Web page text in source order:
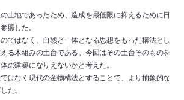
土地であったため、造成を最低限に抑えるために日
照した。
ではなく、自然と一体となる思想をもった構法とし
る木組みの土台である。今回はその土台そのものを
の建築になりえないかと考えた。
はなく現代の金物構法とすることで、より抽象的な
た。